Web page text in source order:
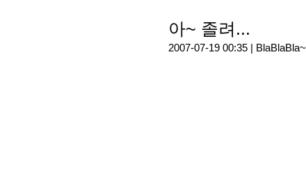
아~ 졸려...
2007-07-19 00:35 | BlaBlaBla~